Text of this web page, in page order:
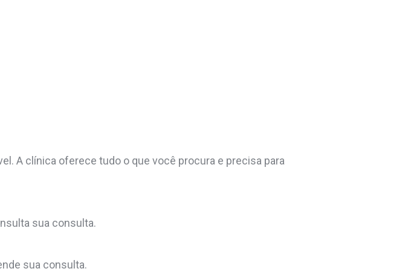
A clínica oferece tudo o que você procura e precisa para
sua consulta.
sua consulta.